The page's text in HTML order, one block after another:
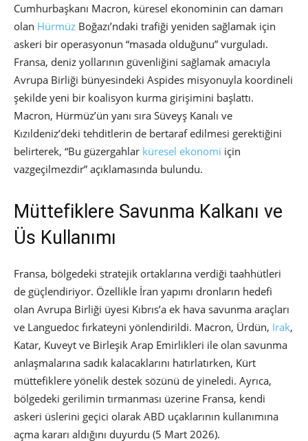
Cumhurbaşkanı Macron, küresel ekonominin can damarı
olan Hürmüz Boğazı’ndaki trafiği yeniden sağlamak için
askeri bir operasyonun “masada olduğunu” vurguladı.
Fransa, deniz yollarının güvenliğini sağlamak amacıyla
Avrupa Birliği bünyesindeki Aspides misyonuyla koordineli
şekilde yeni bir koalisyon kurma girişimini başlattı.
Macron, Hürmüz’ün yanı sıra Süveyş Kanalı ve
Kızıldeniz’deki tehditlerin de bertaraf edilmesi gerektiğini
belirterek, “Bu güzergahlar küresel ekonomi için
vazgeçilmezdir” açıklamasında bulundu.
Müttefiklere Savunma Kalkanı ve
Üs Kullanımı
Fransa, bölgedeki stratejik ortaklarına verdiği taahhütleri
de güçlendiriyor. Özellikle İran yapımı dronların hedefi
olan Avrupa Birliği üyesi Kıbrıs’a ek hava savunma araçları
ve Languedoc fırkateyni yönlendirildi. Macron, Ürdün, Irak,
Katar, Kuveyt ve Birleşik Arap Emirlikleri ile olan savunma
anlaşmalarına sadık kalacaklarını hatırlatırken, Kürt
müttefiklere yönelik destek sözünü de yineledi. Ayrıca,
bölgedeki gerilimin tırmanması üzerine Fransa, kendi
askeri üslerini geçici olarak ABD uçaklarının kullanımına
açma kararı aldığını duyurdu (5 Mart 2026).